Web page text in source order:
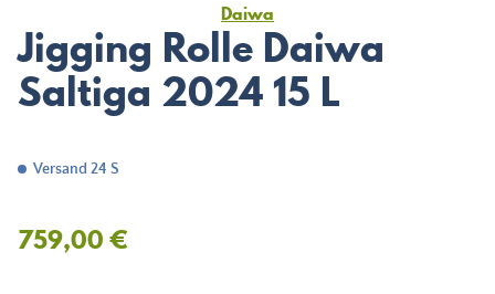
Daiwa
Jigging Rolle Daiwa
Saltiga 2024 15 L
Versand 24 S
759,00 €